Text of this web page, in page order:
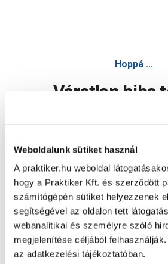
Weboldalunk sütiket használ
A praktiker.hu weboldal
hogy a Praktiker Kft. és szerződött
számítógépén sütiket helyezzenek
segítségével az oldalon tett
webanalitikai és személyre szóló
megjelenítése céljából
az adatkezelési tájékoztatóban.
Hoppá ...
Váratlan hiba
Oldal újratöltése